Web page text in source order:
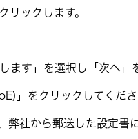
リックします。
ます」を選択し「次へ」
」をクリックしてくださ
弊社から郵送した設定